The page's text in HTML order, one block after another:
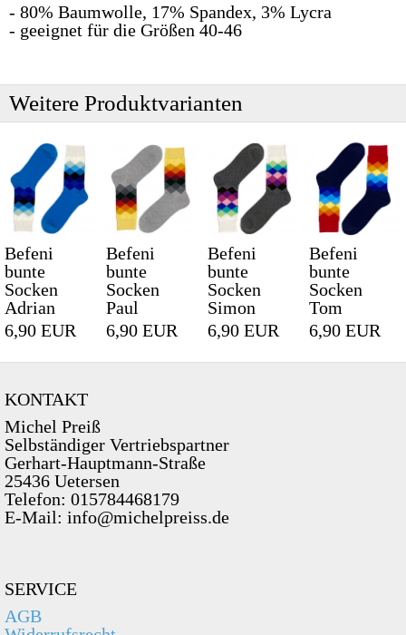
- 80% Baumwolle, 17% Spandex, 3% Lycra
- geeignet für die Größen 40-46
Weitere Produktvarianten
Befeni
bunte
Socken
Adrian
6,90 EUR
Befeni
bunte
Socken
Paul
6,90 EUR
Befeni
bunte
Socken
Simon
6,90 EUR
Befeni
bunte
Socken
Tom
6,90 EUR
KONTAKT
Michel Preiß
Selbständiger Vertriebspartner
Gerhart-Hauptmann-Straße
25436 Uetersen
Telefon: 015784468179
E-Mail: info@michelpreiss.de
SERVICE
AGB